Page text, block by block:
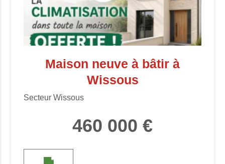
Maison neuve à bâtir à
Wissous
Secteur Wissous
460 000 €